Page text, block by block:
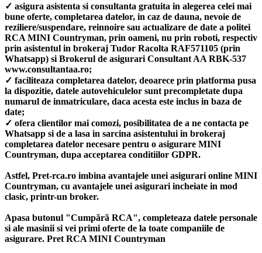
✓ asigura asistenta si consultanta gratuita in alegerea celei mai
bune oferte, completarea datelor, in caz de dauna, nevoie de
reziliere/suspendare, reinnoire sau actualizare de date a politei
RCA MINI Countryman, prin oameni, nu prin roboti, respectiv
prin asistentul in brokeraj Tudor Racolta RAF571105 (prin
Whatsapp) si Brokerul de asigurari Consultant AA RBK-537
www.consultantaa.ro;
✓ faciliteaza completarea datelor, deoarece prin platforma pusa
la dispozitie, datele autovehiculelor sunt precompletate dupa
numarul de inmatriculare, daca acesta este inclus in baza de
date;
✓ ofera clientilor mai comozi, posibilitatea de a ne contacta pe
Whatsapp si de a lasa in sarcina asistentului in brokeraj
completarea datelor necesare pentru o asigurare MINI
Countryman, dupa acceptarea conditiilor GDPR.
Astfel, Pret-rca.ro imbina avantajele unei asigurari online MINI
Countryman, cu avantajele unei asigurari incheiate in mod
clasic, printr-un broker.
Apasa butonul "Cumpără RCA", completeaza datele personale
si ale masinii si vei primi oferte de la toate companiile de
asigurare. Pret RCA MINI Countryman